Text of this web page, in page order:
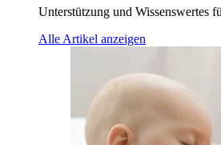
Unterstützung und Wissenswertes
Alle Artikel anzeigen